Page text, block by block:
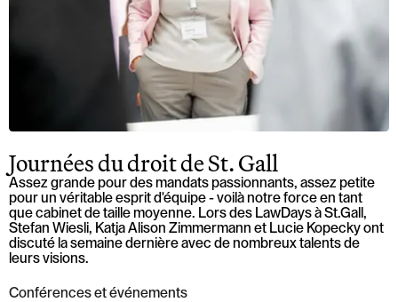
Journées du droit de St. Gall
Assez grande pour des mandats passionnants, assez petite
pour un véritable esprit d'équipe - voilà notre force en tant
que cabinet de taille moyenne. Lors des LawDays à St.Gall,
Stefan Wiesli, Katja Alison Zimmermann et Lucie Kopecky ont
discuté la semaine dernière avec de nombreux talents de
leurs visions.
Conférences et événements